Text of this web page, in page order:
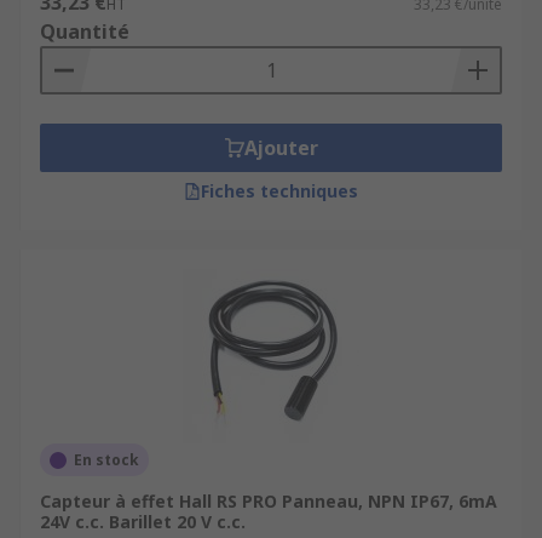
commutateurs à effet Hall dans les industries
exigeantes.
HT 33,23 €/unité
Quantité
Ajouter
Fiches techniques
En stock
Capteur à effet Hall RS PRO Panneau, NPN IP67, 6mA
24V c.c. Barillet 20 V c.c.